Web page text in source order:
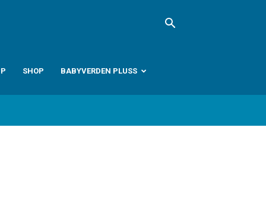
SHOP BABYVERDEN PLUSS